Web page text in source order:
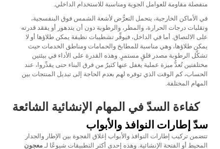
منفصلة مقاومة للعوامل الجوية ومناسبة للاستخدام الداخلي.
في الأماكن الخارجية، يتحمل التعرُّض لأشعة الشمس فوق البنفسجية،
وتقلبات درجات الحرارة، والمطر، والرطوبة دون أن يتدهور أو يفقد قدرته
على الالتصاق. أما في الداخل، فيوفِّر تشطيبات نظيفة يمكن طلاؤها أو لا
يمكن طلاؤها، وهي مناسبة للمطابخ والحمامات ومناطق الخدمات حيث
تشكِّل الرطوبة مصدر قلقٍ مستمرٍ. وهذه القدرة على الأداء في بيئتين
مختلفتين تُعدُّ ميزة عملية يغفل عنها كثيرٌ من فرق البناء حتى يقدِّروا، عند
الحساب، كم الوقت الذي توفره لهم بعدم الحاجة إلى تبديل المنتجات بين
المهام المختلفة.
كفاءة السدّ في المهام الإنشائية الشائعة
سدّ إطارات النوافذ والأبواب
تتضمن تركيب إطارات النوافذ والأبواب إغلاق الفجوة بين الإطار والجدار
المحيط أو الفتحة الإنشائية. وهذه إحدى أكثر التطبيقات شيوعًا لـ معجون